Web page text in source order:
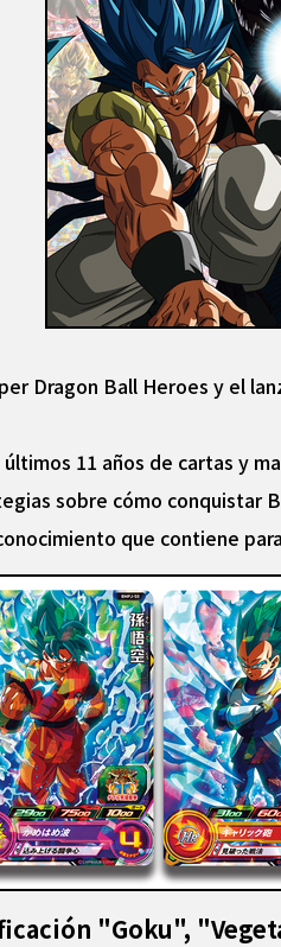
Dragon Ball Heroes y el
11 años de cartas y
sobre cómo conquistar
que contiene
"Goku",